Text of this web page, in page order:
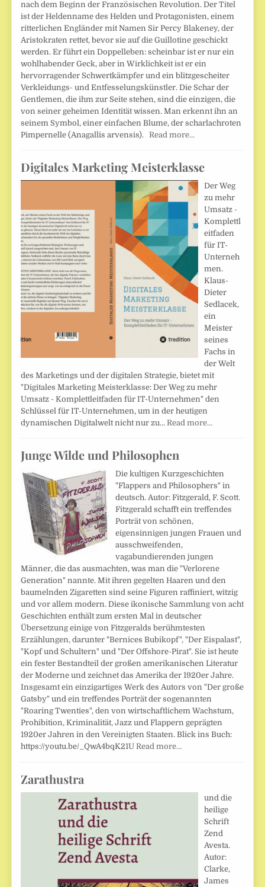
nach dem Beginn der Französischen Revolution. Der Titel
ist der Heldenname des Helden und Protagonisten, einem
ritterlichen Engländer mit Namen Sir Percy Blakeney, der
Aristokraten rettet, bevor sie auf die Guillotine geschickt
werden. Er führt ein Doppelleben: scheinbar ist er nur ein
wohlhabender Geck, aber in Wirklichkeit ist er ein
hervorragender Schwertkämpfer und ein blitzgescheiter
Verkleidungs- und Entfesselungskünstler. Die Schar der
Gentlemen, die ihm zur Seite stehen, sind die einzigen, die
von seiner geheimen Identität wissen. Man erkennt ihn an
seinem Symbol, einer einfachen Blume, der scharlachroten
Pimpernelle (Anagallis arvensis).Read more…
Digitales Marketing Meisterklasse
Der Weg
zu mehr
Umsatz -
Komplettl
eitfaden
für IT-
Unterneh
men.
Klaus-
Dieter
Sedlacek,
ein
Meister
seines
Fachs in
der Welt
des Marketings und der digitalen Strategie, bietet mit
"Digitales Marketing Meisterklasse: Der Weg zu mehr
Umsatz - Komplettleitfaden für IT-Unternehmen" den
Schlüssel für IT-Unternehmen, um in der heutigen
dynamischen Digitalwelt nicht nur zu…Read more…
Junge Wilde und Philosophen
Die kultigen Kurzgeschichten
"Flappers and Philosophers" in
deutsch. Autor: Fitzgerald, F. Scott.
Fitzgerald schafft ein treffendes
Porträt von schönen,
eigensinnigen jungen Frauen und
ausschweifenden,
vagabundierenden jungen
Männer, die das ausmachten, was man die "Verlorene
Generation" nannte. Mit ihren gegelten Haaren und den
baumelnden Zigaretten sind seine Figuren raffiniert, witzig
und vor allem modern. Diese ikonische Sammlung von acht
Geschichten enthält zum ersten Mal in deutscher
Übersetzung einige von Fitzgeralds berühmtesten
Erzählungen, darunter "Bernices Bubikopf", "Der Eispalast",
"Kopf und Schultern" und "Der Offshore-Pirat". Sie ist heute
ein fester Bestandteil der großen amerikanischen Literatur
der Moderne und zeichnet das Amerika der 1920er Jahre.
Insgesamt ein einzigartiges Werk des Autors von "Der große
Gatsby" und ein treffendes Porträt der sogenannten
"Roaring Twenties", den von wirtschaftlichem Wachstum,
Prohibition, Kriminalität, Jazz und Flappern geprägten
1920er Jahren in den Vereinigten Staaten. Blick ins Buch:
https://youtu.be/_QwA4bqK21URead more…
Zarathustra
und die
heilige
Schrift
Zend
Avesta.
Autor:
Clarke,
James